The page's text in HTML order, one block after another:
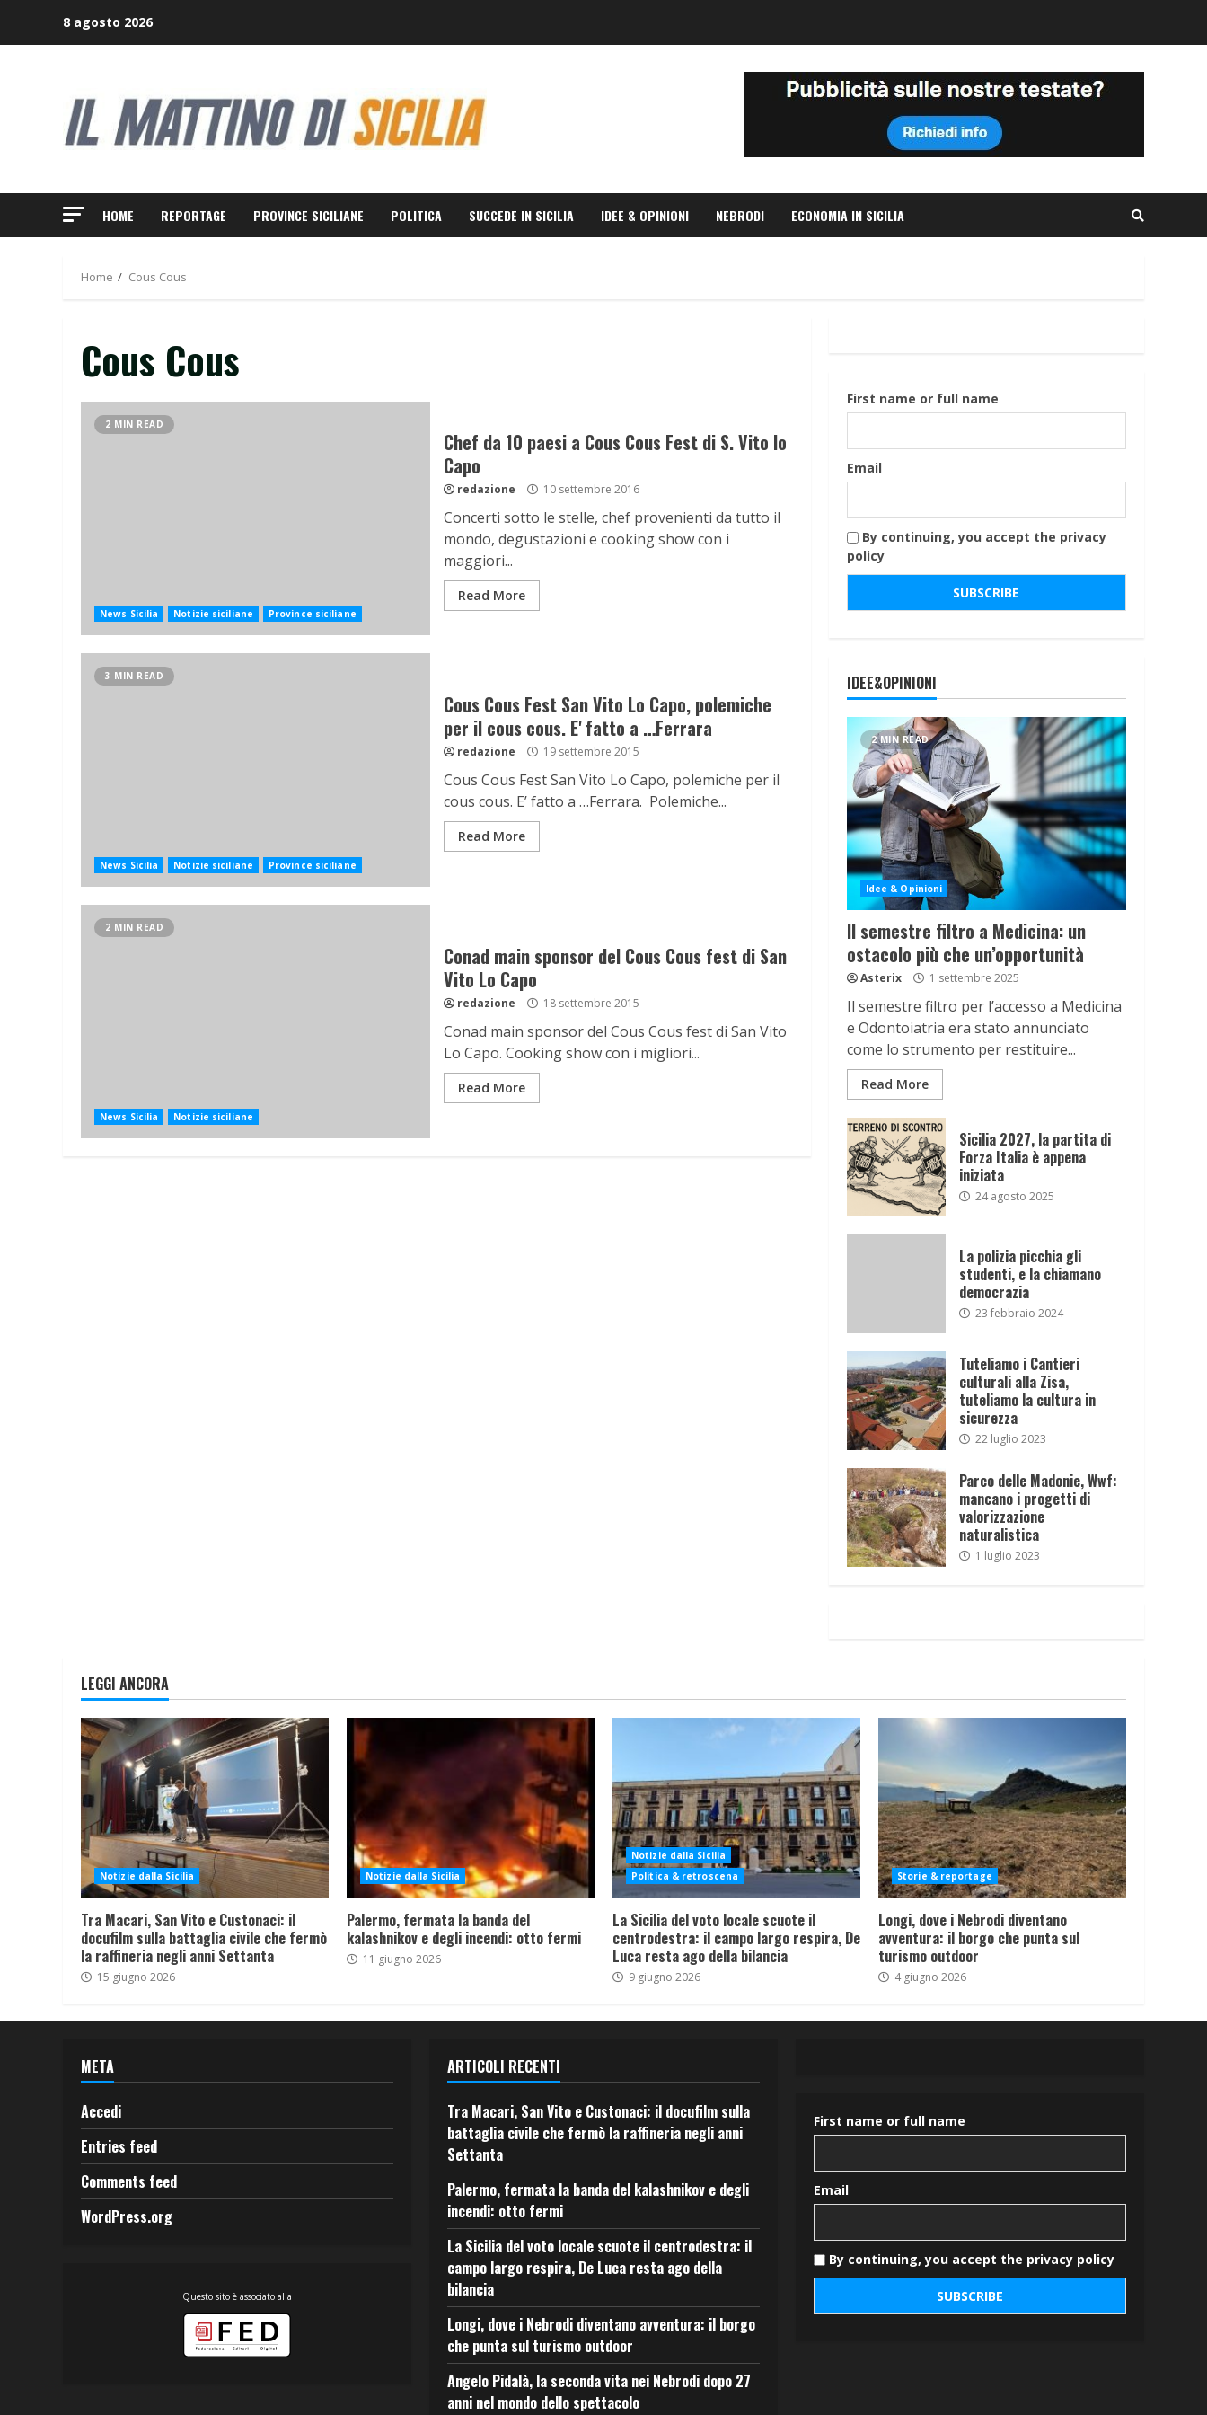
8 agosto 2026
HOME REPORTAGE PROVINCE SICILIANE POLITICA SUCCEDE IN SICILIA IDEE & OPINIONI NEBRODI ECONOMIA IN SICILIA
Home Cous Cous
Cous Cous
2 MIN READ
News Sicilia Notizie siciliane Province siciliane
Chef da 10 paesi a Cous Cous Fest di S. Vito lo
Capo
redazione 10 settembre 2016
Concerti sotto le stelle, chef provenienti da tutto il
mondo, degustazioni e cooking show con i
maggiori...
Read More
3 MIN READ
News Sicilia Notizie siciliane Province siciliane
Cous Cous Fest San Vito Lo Capo, polemiche
per il cous cous. E' fatto a …Ferrara
redazione 19 settembre 2015
Cous Cous Fest San Vito Lo Capo, polemiche per il
cous cous. E’ fatto a …Ferrara. Polemiche...
Read More
2 MIN READ
News Sicilia Notizie siciliane
Conad main sponsor del Cous Cous fest di San
Vito Lo Capo
redazione 18 settembre 2015
Conad main sponsor del Cous Cous fest di San Vito
Lo Capo. Cooking show con i migliori...
Read More
First name or full name
Email
By continuing, you accept the privacy
policy
IDEE&OPINIONI
2 MIN READ
Idee & Opinioni
Il semestre filtro a Medicina: un
ostacolo più che un’opportunità
Asterix 1 settembre 2025
Il semestre filtro per l’accesso a Medicina
e Odontoiatria era stato annunciato
come lo strumento per restituire...
Read More
Sicilia 2027, la partita di
Forza Italia è appena
iniziata
24 agosto 2025
La polizia picchia gli
studenti, e la chiamano
democrazia
23 febbraio 2024
Tuteliamo i Cantieri
culturali alla Zisa,
tuteliamo la cultura in
sicurezza
22 luglio 2023
Parco delle Madonie, Wwf:
mancano i progetti di
valorizzazione
naturalistica
1 luglio 2023
LEGGI ANCORA
Notizie dalla Sicilia
Tra Macari, San Vito e Custonaci: il
docufilm sulla battaglia civile che fermò
la raffineria negli anni Settanta
15 giugno 2026
Notizie dalla Sicilia
Palermo, fermata la banda del
kalashnikov e degli incendi: otto fermi
11 giugno 2026
Notizie dalla Sicilia
Politica & retroscena
La Sicilia del voto locale scuote il
centrodestra: il campo largo respira, De
Luca resta ago della bilancia
9 giugno 2026
Storie & reportage
Longi, dove i Nebrodi diventano
avventura: il borgo che punta sul
turismo outdoor
4 giugno 2026
META
Accedi
Entries feed
Comments feed
WordPress.org
Questo sito è associato alla
ARTICOLI RECENTI
Tra Macari, San Vito e Custonaci: il docufilm sulla
battaglia civile che fermò la raffineria negli anni
Settanta
Palermo, fermata la banda del kalashnikov e degli
incendi: otto fermi
La Sicilia del voto locale scuote il centrodestra: il
campo largo respira, De Luca resta ago della
bilancia
Longi, dove i Nebrodi diventano avventura: il borgo
che punta sul turismo outdoor
Angelo Pidalà, la seconda vita nei Nebrodi dopo 27
anni nel mondo dello spettacolo
First name or full name
Email
By continuing, you accept the privacy policy